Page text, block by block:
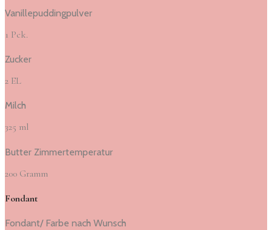
Vanillepuddingpulver
1 Pck.
Zucker
2 EL
Milch
325 ml
Butter Zimmertemperatur
200 Gramm
Fondant
Fondant/ Farbe nach Wunsch